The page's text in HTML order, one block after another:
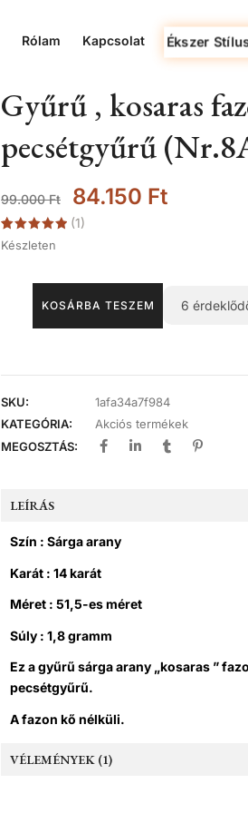
Rólam Kapcsolat Ékszer
Gyűrű , kosaras
pecsétgyűrű
99.000Ft 84.150 Ft
Értékelés
5.00az 5-
1
(1)
Készleten
KOSÁRBA TESZEM 6
SKU:
1afa34a7f984
KATEGÓRIA:
Akciós termékek
MEGOSZTÁS:
LEÍRÁS
Szín : Sárga arany
Karát : 14 karát
Méret : 51,5-es méret
Súly : 1,8 gramm
Ez a gyűrű sárga arany „kosaras ”
pecsétgyűrű.
A fazon kő nélküli.
VÉLEMÉNYEK (1)